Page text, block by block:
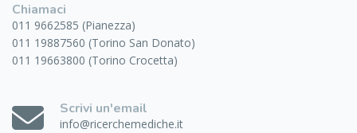
Chiamaci
011 9662585 (Pianezza)
011 19887560 (Torino San Donato)
011 19663800 (Torino Crocetta)
Scrivi un'email
info@ricerchemediche.it